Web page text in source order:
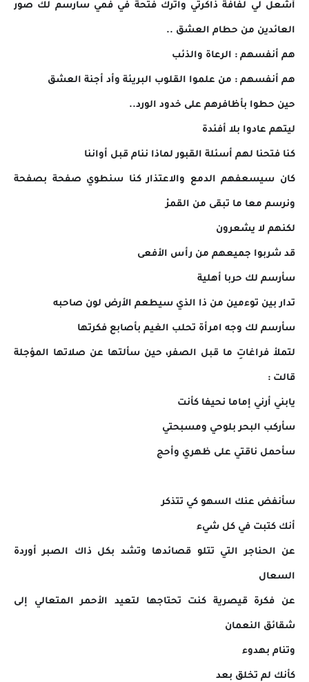
أشعل لي لفافة ذاكرتي واترك فتحة في فمي سارسم لك صور
العائدين من حطام العشق ..
هم أنفسهم : الرعاة والذئب
هم أنفسهم : من علموا القلوب البريئة وأد أجنة العشق
حين حطوا بأظافرهم على خدود الورد..
ليتهم عادوا بلا أفئدة
كنا فتحنا لهم أسئلة القبور لماذا ننام قبل أواننا
كان سيسعفهم الدمع والاعتذار كنا سنطوي صفحة بصفحة
ونرسم معا ما تبقى من القمرْ
لكنهم لا يشعرون
قد شربوا جميعهم من رأس الأفعى
سأرسم لك حربا أهلية
تدار بين توءمين من ذا الذي سيطعم الأرض لون صاحبه
سأرسم لك وجه امرأة تحلب الغيم بأصابع فكرتها
لتملأ فراغاتِ ما قبل الصفر، حين سألتها عن صلاتها المؤجلة
قالت :
يابني أرني إماما نحيفا كأنت
سأركب البحر بلوحي ومسبحتي
سأحمل ناقتي على ظهري وأحج
سأنفض عنك السهو كي تتذكر
أنك كتبت في كل شيء
عن الحناجر التي تتلو قصائدها وتشد بكل ذاك الصبر أوردة
السعال
عن فكرة قيصرية كنت تحتاجها لتعيد الأحمر المتعالي إلى
شقائق النعمان
وتنام بهدوء
كأنك لم تخلق بعد